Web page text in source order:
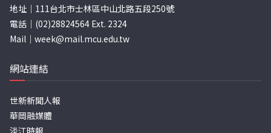
地址｜111台北市士林區中山北路五段250號
電話｜(02)28824564 Ext. 2324
Mail｜ week@mail.mcu.edu.tw
網站連結
世新新聞人報
華岡融媒體
淡江時報